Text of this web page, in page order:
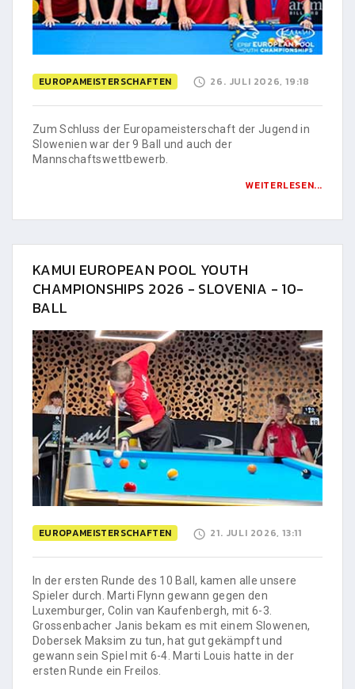
EUROPAMEISTERSCHAFTEN 26. JULI 2026, 19:18
Zum Schluss der Europameisterschaft der Jugend in
Slowenien war der 9 Ball und auch der
Mannschaftswettbewerb.
WEITERLESEN...
KAMUI EUROPEAN POOL YOUTH
CHAMPIONSHIPS 2026 - SLOVENIA - 10-
BALL
EUROPAMEISTERSCHAFTEN 21. JULI 2026, 13:11
In der ersten Runde des 10 Ball, kamen alle unsere
Spieler durch. Marti Flynn gewann gegen den
Luxemburger, Colin van Kaufenbergh, mit 6-3.
Grossenbacher Janis bekam es mit einem Slowenen,
Dobersek Maksim zu tun, hat gut gekämpft und
gewann sein Spiel mit 6-4. Marti Louis hatte in der
ersten Runde ein Freilos.